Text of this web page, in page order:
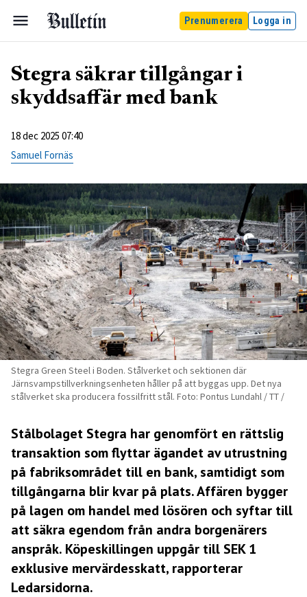
Prenumerera Logga in
Stegra säkrar tillgångar i
skyddsaffär med bank
18 dec 2025 07:40
Samuel Fornäs
Stegra Green Steel i Boden. Stålverket och sektionen där
Järnsvampstillverkningsenheten håller på att byggas upp. Det nya
stålverket ska producera fossilfritt stål. Foto: Pontus Lundahl / TT /
Stålbolaget Stegra har genomfört en rättslig
transaktion som flyttar ägandet av utrustning
på fabriksområdet till en bank, samtidigt som
tillgångarna blir kvar på plats. Affären bygger
på lagen om handel med lösören och syftar till
att säkra egendom från andra borgenärers
anspråk. Köpeskillingen uppgår till SEK 1
exklusive mervärdesskatt, rapporterar
Ledarsidorna.